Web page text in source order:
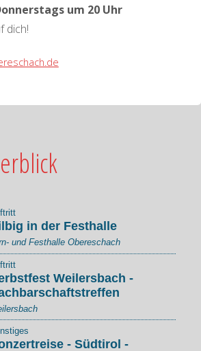
um 20 Uhr
dich!